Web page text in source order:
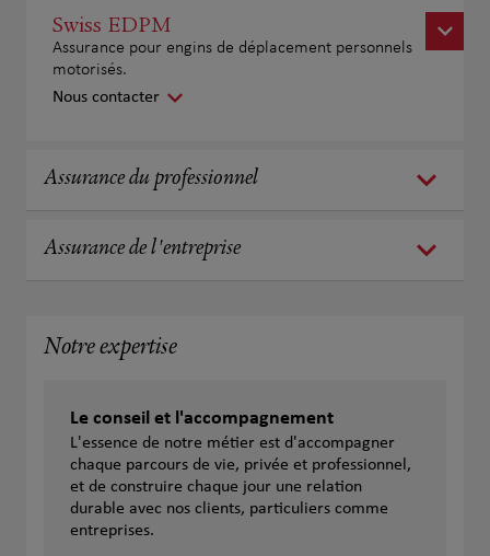
Swiss EDPM
Assurance pour engins de déplacement personnels
motorisés.
Nous contacter
Assurance du professionnel
Assurance de l'entreprise
Notre expertise
Le conseil et l'accompagnement
L'essence de notre métier est d'accompagner
chaque parcours de vie, privée et professionnel,
et de construire chaque jour une relation
durable avec nos clients, particuliers comme
entreprises.